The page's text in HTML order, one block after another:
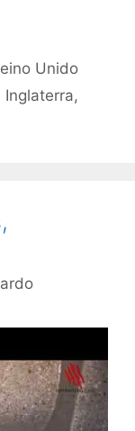
Unido
Inglaterra,